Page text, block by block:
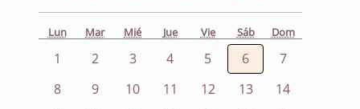
Lun Mar Mié Jue Vie Sáb Dom
1 2 3 4 5 6
7
8
9 10 11 12 13
14